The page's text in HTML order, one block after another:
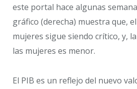
este portal hace algunas
gráfico (derecha) muestra que,
mujeres sigue siendo crítico, y,
las mujeres es menor.
El PIB es un reflejo del nuevo